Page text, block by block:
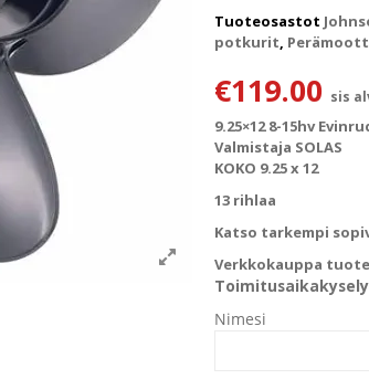
Tuoteosastot
potkurit,
€119.00 sis
9.25×12 8-15hv
Valmistaja SOLAS
KOKO 9.25 x 12
13 rihlaa
Katso tarkempi
Verkkokauppa
Nimesi